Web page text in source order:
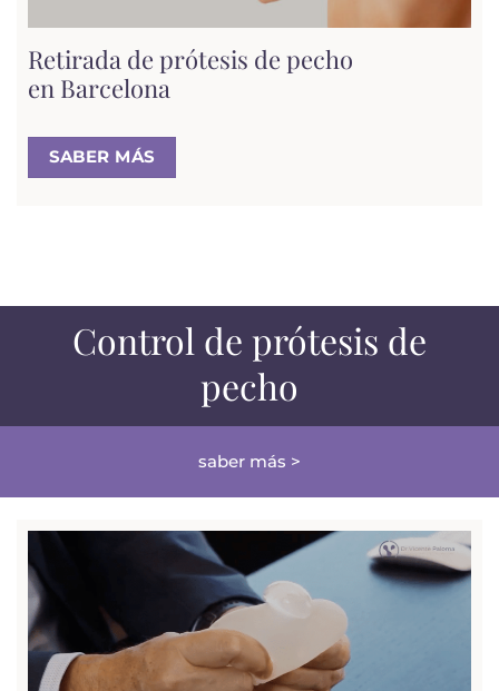
Retirada de prótesis de pecho
en Barcelona
SABER MÁS
Control de prótesis de
pecho
saber más >